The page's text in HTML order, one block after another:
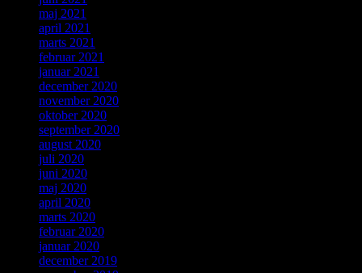
maj 2021
april 2021
marts 2021
februar 2021
januar 2021
december 2020
november 2020
oktober 2020
september 2020
august 2020
juli 2020
juni 2020
maj 2020
april 2020
marts 2020
februar 2020
januar 2020
december 2019